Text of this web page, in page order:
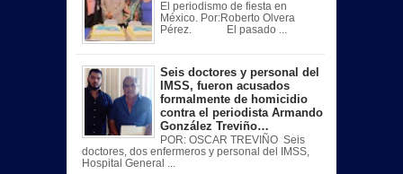
El periodismo de fiesta en
México. Por:Roberto Olvera
Pérez. El pasado ...
Seis doctores y personal del
IMSS, fueron acusados
formalmente de homicidio
contra el periodista Armando
González Treviño…
POR: OSCAR TREVIÑO Seis
doctores, dos enfermeros y personal del IMSS,
Hospital General ...